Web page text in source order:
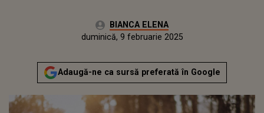
Autor:BIANCA ELENA
vineri, 9 februarie 2024Actualizat:
duminică, 9 februarie 2025
Adaugă-ne ca sursă preferată în Google